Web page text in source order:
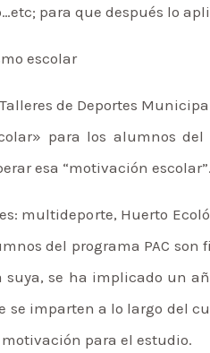
para que después lo
escolar
de Deportes
para los alumnos
esa “motivación
multideporte, Huerto
del programa PAC
suya, se ha implicado un
se imparten a lo largo del
para el estudio.